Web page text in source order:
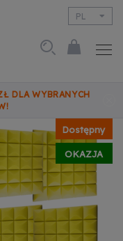
PL
DLA WYBRANYCH
Dostępny
OKAZJA